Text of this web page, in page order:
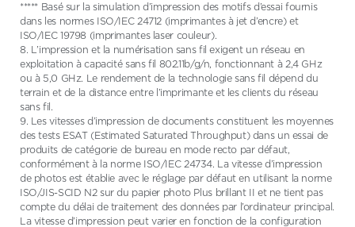
***** Basé sur la simulation d’impression des motifs d’essai fournis
dans les normes ISO/IEC 24712 (imprimantes à jet d’encre) et
ISO/IEC 19798 (imprimantes laser couleur).
8. L’impression et la numérisation sans fil exigent un réseau en
exploitation à capacité sans fil 802.11b/g/n, fonctionnant à 2,4 GHz
ou à 5,0 GHz. Le rendement de la technologie sans fil dépend du
terrain et de la distance entre l’imprimante et les clients du réseau
sans fil.
9. Les vitesses d’impression de documents constituent les moyennes
des tests ESAT (Estimated Saturated Throughput) dans un essai de
produits de catégorie de bureau en mode recto par défaut,
conformément à la norme ISO/IEC 24734. La vitesse d’impression
de photos est établie avec le réglage par défaut en utilisant la norme
ISO/JIS-SCID N2 sur du papier photo Plus brillant II et ne tient pas
compte du délai de traitement des données par l’ordinateur principal.
La vitesse d’impression peut varier en fonction de la configuration